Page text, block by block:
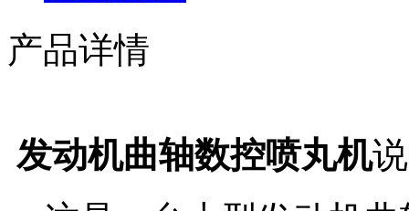
产品详情
发动机曲轴数控喷丸机